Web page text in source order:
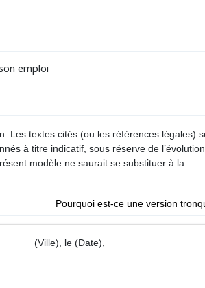
emploi
Les textes cités (ou les références légales)
à titre indicatif, sous réserve de
modèle ne saurait se substituer à la
Pourquoi est-ce une version
le (Date),